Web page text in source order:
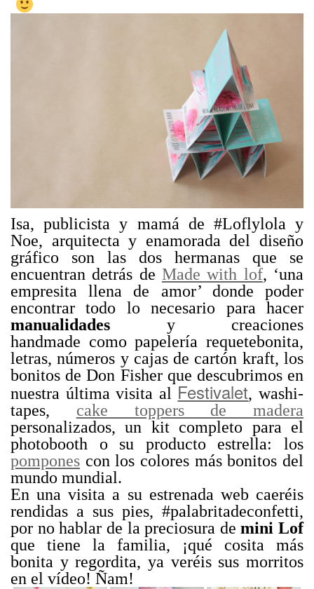
Isa, publicista y mamá de #Loflylola y
Noe, arquitecta y enamorada del diseño
gráfico son las dos hermanas que se
encuentran detrás de Made with lof, ‘una
empresita llena de amor’ donde poder
encontrar todo lo necesario para hacer
manualidades y creaciones
handmade como papelería requetebonita,
letras, números y cajas de cartón kraft, los
bonitos de Don Fisher que descubrimos en
nuestra última visita al Festivalet, washi-
tapes, cake toppers de madera
personalizados, un kit completo para el
photobooth o su producto estrella: los
pompones con los colores más bonitos del
mundo mundial.
En una visita a su estrenada web caeréis
rendidas a sus pies, #palabritadeconfetti,
por no hablar de la preciosura demini Lof
que tiene la familia, ¡qué cosita más
bonita y regordita, ya veréis sus morritos
en el vídeo! Ñam!